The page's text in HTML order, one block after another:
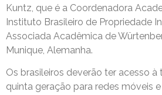
Kuntz, que é a Coordenadora
Instituto Brasileiro de Propriedade
Associada Acadêmica de
Munique, Alemanha.
Os brasileiros deverão ter acesso
quinta geração para redes móveis